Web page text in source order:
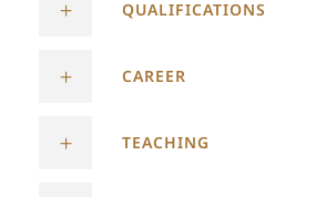
QUALIFICATIONS
CAREER
TEACHING